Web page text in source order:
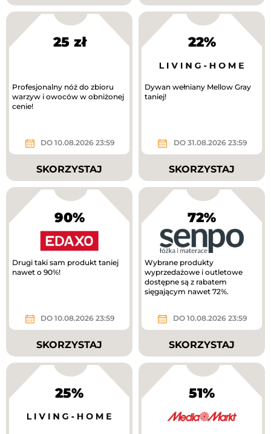
25 zł
Profesjonalny nóż do zbioru
warzyw i owoców w obniżonej
cenie!
DO 10.08.2026 23:59
SKORZYSTAJ
22%
Dywan wełniany Mellow Gray
taniej!
DO 31.08.2026 23:59
SKORZYSTAJ
90%
Drugi taki sam produkt taniej
nawet o 90%!
DO 10.08.2026 23:59
SKORZYSTAJ
72%
Wybrane produkty
wyprzedażowe i outletowe
dostępne są z rabatem
sięgającym nawet 72%.
DO 10.08.2026 23:59
SKORZYSTAJ
25% 51%